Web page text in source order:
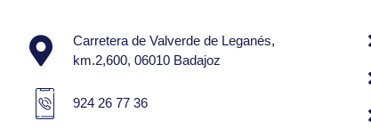
Carretera de Valverde de Leganés,
km.2,600, 06010 Badajoz
924 26 77 36